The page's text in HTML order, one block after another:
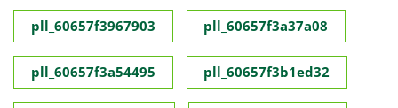
pll_60657f3967903 pll_60657f3a37a08
pll_60657f3a54495 pll_60657f3b1ed32